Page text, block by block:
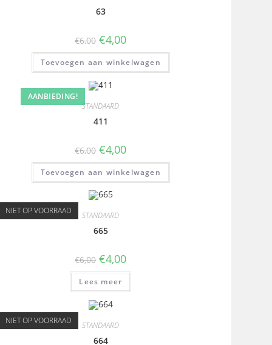
63
€6,00 €4,00
Toevoegen aan winkelwagen
AANBIEDING!
STANDAARD
411
€6,00 €4,00
Toevoegen aan winkelwagen
NIET OP VOORRAAD STANDAARD
665
€6,00 €4,00
Lees meer
NIET OP VOORRAAD STANDAARD
664